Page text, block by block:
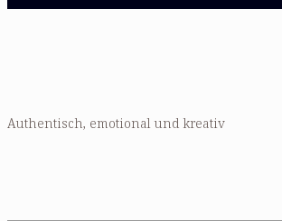
Authentisch, emotional und kreativ